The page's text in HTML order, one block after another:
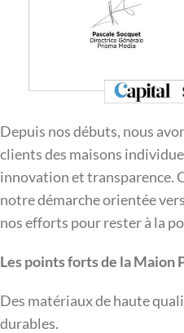
Depuis nos débuts, nous
clients des maisons
innovation et transparence.
notre démarche orientée
nos efforts pour rester à la
Les points forts de la Maion
Des matériaux de haute
durables.